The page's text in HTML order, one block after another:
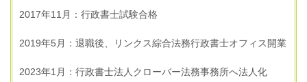
2017年11月：行政書士試験合格
2019年5月：退職後、リンクス綜合法務行政書士オフィス開業
2023年1月：行政書士法人クローバー法務事務所へ法人化